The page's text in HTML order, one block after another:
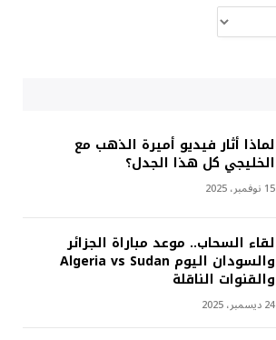
لماذا أثار فيديو أميرة الذهب مع
الخليجي كل هذا الجدل؟
15 نوفمبر، 2025
لقاء السحاب.. موعد مباراة الجزائر
والسودان اليوم Algeria vs Sudan
والقنوات الناقلة
24 ديسمبر، 2025